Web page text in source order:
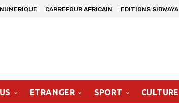
CARREFOUR AFRICAIN EDITIONS SIDWAYA
ETRANGER SPORT CULTURE